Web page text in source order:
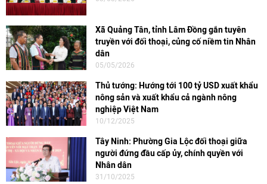
Xã Quảng Tân, tỉnh Lâm Đồng gắn tuyên
truyền với đối thoại, củng cố niềm tin Nhân
dân
05/05/2026
Thủ tướng: Hướng tới 100 tỷ USD xuất khẩu
nông sản và xuất khẩu cả ngành nông
nghiệp Việt Nam
10/12/2025
Tây Ninh: Phường Gia Lộc đối thoại giữa
người đứng đầu cấp ủy, chính quyền với
Nhân dân
31/10/2025